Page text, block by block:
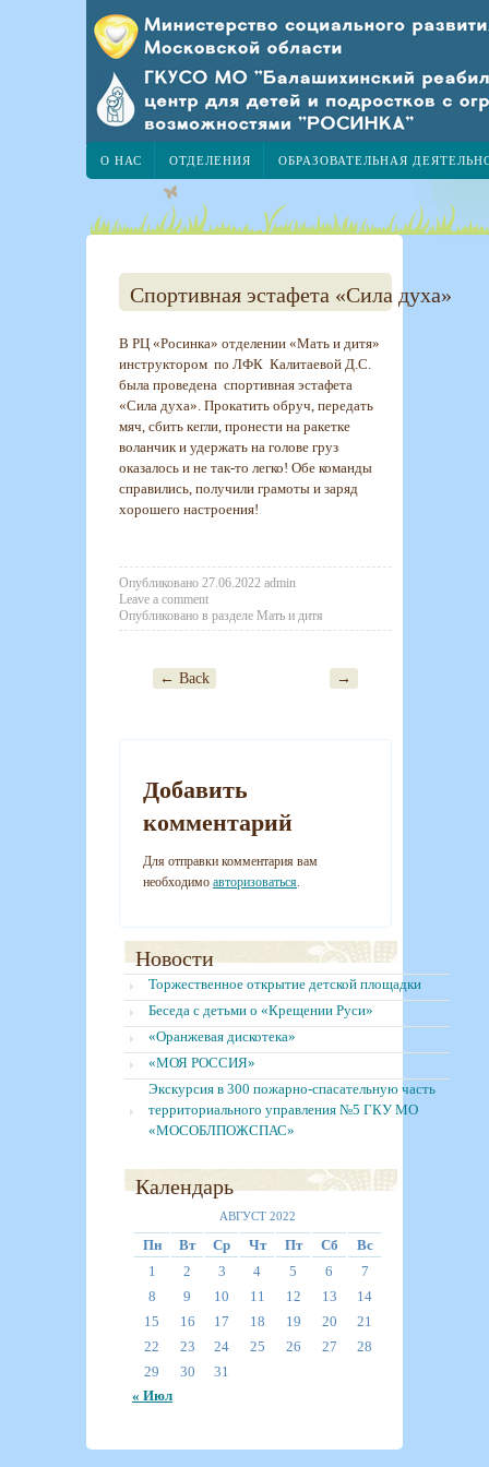
О НАС ОТДЕЛЕНИЯ ОБРАЗОВАТЕЛЬНАЯ
Спортивная эстафета «Сила духа»
В РЦ «Росинка» отделении «Мать и дитя»
инструктором по ЛФК Калитаевой Д.С.
была проведена спортивная эстафета
«Сила духа». Прокатить обруч, передать
мяч, сбить кегли, пронести на ракетке
воланчик и удержать на голове груз
оказалось и не так-то легко! Обе команды
справились, получили грамоты и заряд
хорошего настроения!
Опубликовано 27.06.2022 admin
Leave a comment
Опубликовано в разделе Мать и дитя
Post navigation
← Back →
Добавить
комментарий
Для отправки комментария вам
необходимоавторизоваться.
Новости
Торжественное открытие детской площадки
Беседа с детьми о «Крещении Руси»
«Оранжевая дискотека»
«МОЯ РОССИЯ»
Экскурсия в 300 пожарно-спасательную часть
территориального управления №5 ГКУ МО
«МОСОБЛПОЖСПАС»
Календарь
АВГУСТ 2022
Пн Вт Ср Чт Пт Сб
Вс
1
2 3 4 5 6
7
8
9 10 11 12 13
14
15
16 17 18 19 20
21
22
23 24 25 26 27
28
29
30
31
« Июл